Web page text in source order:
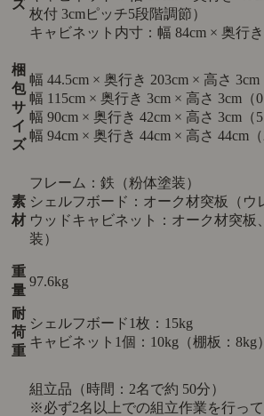
ズ
枚付 3cmピッチ5段階調節）
キャビネット内寸：幅 84cm × 奥行
梱
包
サ
イ
ズ
幅 44.5cm × 奥行き 203cm × 高さ
幅 115cm × 奥行き 3cm × 高さ 3cm（
幅 90cm × 奥行き 42cm × 高さ 3cm（
幅 94cm × 奥行き 44cm × 高さ 44cm
素
材
フレーム：鉄（粉体塗装）
シェルフボード：オーク材突板（ウ
ウッドキャビネット：オーク材突板
装）
重
量
97.6kg
耐
荷
重
シェルフボード1枚：15kg
キャビネット1個：10kg（棚板：8kg）
組立品（時間：2名で約 50分）
※必ず2名以上での組立作業を行って